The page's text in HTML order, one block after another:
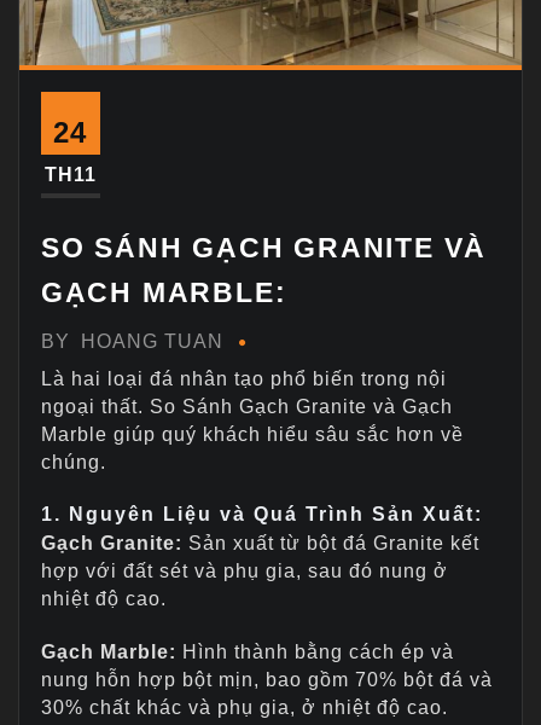
24
TH11
SO SÁNH GẠCH GRANITE VÀ
GẠCH MARBLE:
BY
HOANG TUAN
Là hai loại đá nhân tạo phổ biến trong nội
ngoại thất. So Sánh Gạch Granite và Gạch
Marble giúp quý khách hiểu sâu sắc hơn về
chúng.
1. Nguyên Liệu và Quá Trình Sản Xuất:
Gạch Granite: Sản xuất từ bột đá Granite kết
hợp với đất sét và phụ gia, sau đó nung ở
nhiệt độ cao.
Gạch Marble: Hình thành bằng cách ép và
nung hỗn hợp bột mịn, bao gồm 70% bột đá và
30% chất khác và phụ gia, ở nhiệt độ cao.